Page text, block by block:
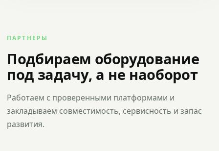
ПАРТНЕРЫ
Подбираем оборудование
под задачу, а не наоборот
Работаем с проверенными платформами и
закладываем совместимость, сервисность и запас
развития.